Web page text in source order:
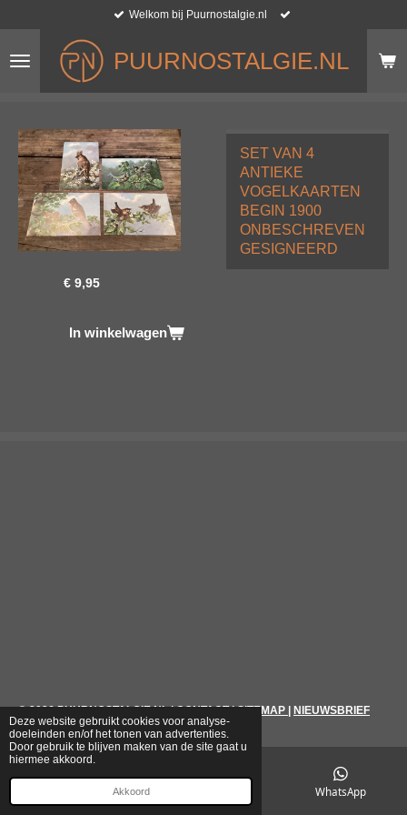
Deze website gebruikt cookies voor analyse-
doeleinden en/of het tonen van advertenties.
Door gebruik te blijven maken van de site gaat u
hiermee akkoord.
Akkoord
naar
hoofdinhoud
PUURNOSTALGIE.NL
Welkom bij Puurnostalgie.nl
SET VAN 4
ANTIEKE
VOGELKAARTEN
BEGIN 1900
ONBESCHREVEN
GESIGNEERD
€ 9,95
In winkelwagen
© 2026 PUURNOSTALGIE.NL|CONTACT|SITEMAP NIEUWSBRIEF
WhatsApp